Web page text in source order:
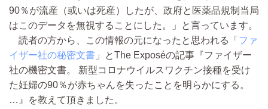
90％が流産（或いは死産）したが、政府と医薬品規制当局
はこのデータを無視することにした。」と言っています。
読者の方から、この情報の元になったと思われる「 ファ
イザー社の秘密文書 」とThe Exposéの記事『ファイザー
社の機密文書。 新型コロナウイルスワクチン接種を受け
た妊婦の90％が赤ちゃんを失ったことを明らかにする。
…』を教えて頂きました。